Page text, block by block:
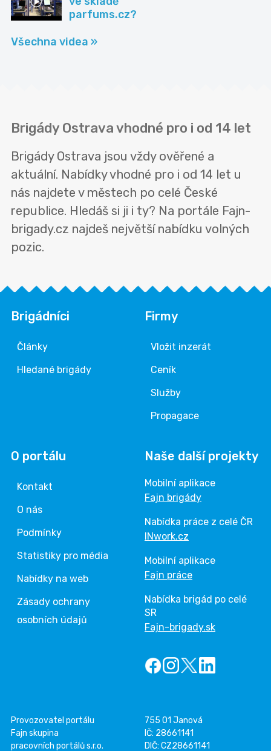
parfums.cz?
Všechna videa »
Brigády Ostrava vhodné pro i od 14 let
Brigády Ostrava jsou vždy ověřené a
aktuální. Nabídky vhodné pro i od 14 let u
nás najdete v městech po celé České
republice. Hledáš si ji i ty? Na portále Fajn-
brigady.cz najdeš největší nabídku volných
pozic.
Brigádníci
Články
Hledané brigády
Firmy
Vložit inzerát
Ceník
Služby
Propagace
O portálu
Kontakt
O nás
Podmínky
Statistiky pro média
Nabídky na web
Zásady ochrany
osobních údajů
Naše další projekty
Mobilní aplikace
Fajn brigády
Nabídka práce z celé ČR
INwork.cz
Mobilní aplikace
Fajn práce
Nabídka brigád po celé
SR
Fajn-brigady.sk
Provozovatel portálu
Fajn skupina
pracovních portálů s.r.o.
755 01 Janová
IČ: 28661141
DIČ: CZ28661141